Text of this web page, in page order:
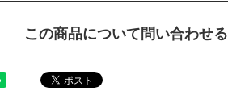
この商品について問い合わせる